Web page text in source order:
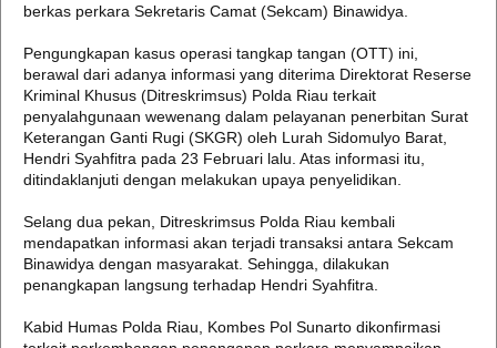
berkas perkara Sekretaris Camat (Sekcam) Binawidya.
Pengungkapan kasus operasi tangkap tangan (OTT) ini,
berawal dari adanya informasi yang diterima Direktorat Reserse
Kriminal Khusus (Ditreskrimsus) Polda Riau terkait
penyalahgunaan wewenang dalam pelayanan penerbitan Surat
Keterangan Ganti Rugi (SKGR) oleh Lurah Sidomulyo Barat,
Hendri Syahfitra pada 23 Februari lalu. Atas informasi itu,
ditindaklanjuti dengan melakukan upaya penyelidikan.
Selang dua pekan, Ditreskrimsus Polda Riau kembali
mendapatkan informasi akan terjadi transaksi antara Sekcam
Binawidya dengan masyarakat. Sehingga, dilakukan
penangkapan langsung terhadap Hendri Syahfitra.
Kabid Humas Polda Riau, Kombes Pol Sunarto dikonfirmasi